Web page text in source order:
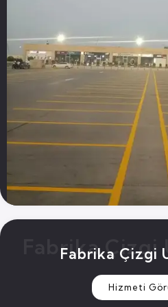
Fabrika Çizgi
Hizmeti
Fabrika Çizgi